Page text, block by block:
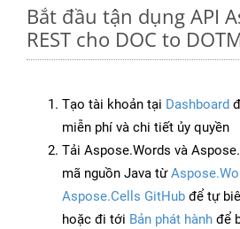
Bắt đầu tận dụng API
REST cho DOC to
Tạo tài khoản tại Dashboard
miễn phí và chi tiết ủy quyền
Tải Aspose.Words và
mã nguồn Java từ
Aspose.Cells GitHub để tự
hoặc đi tới Bản phát hành để